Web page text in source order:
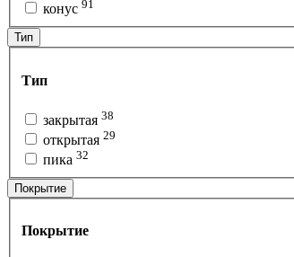
конус 91
Тип
Тип
закрытая 38
открытая 29
пика 32
Покрытие
Покрытие